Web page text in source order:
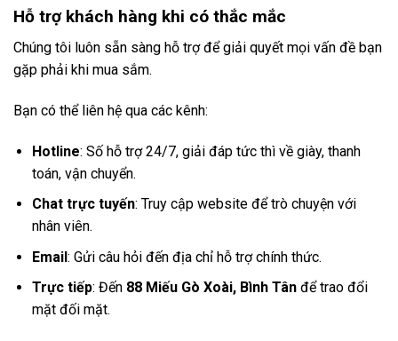
Hỗ trợ khách hàng khi có thắc mắc
Chúng tôi luôn sẵn sàng hỗ trợ để giải quyết mọi vấn đề bạn
gặp phải khi mua sắm.
Bạn có thể liên hệ qua các kênh:
Hotline: Số hỗ trợ 24/7, giải đáp tức thì về giày, thanh
toán, vận chuyển.
Chat trực tuyến: Truy cập website để trò chuyện với
nhân viên.
Email: Gửi câu hỏi đến địa chỉ hỗ trợ chính thức.
Trực tiếp: Đến 88 Miếu Gò Xoài, Bình Tânđể trao đổi
mặt đối mặt.